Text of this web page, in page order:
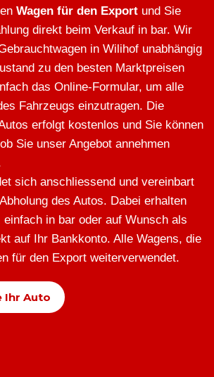
Wagen für den Export und Sie
direkt beim Verkauf in bar. Wir
in Wilihof unabhängig
zu den besten Marktpreisen
das Online-Formular, um alle
Fahrzeugs einzutragen. Die
erfolgt kostenlos und Sie können
Sie unser Angebot annehmen
sich anschliessend und vereinbart
des Autos. Dabei erhalten
einfach in bar oder auf Wunsch als
auf Ihr Bankkonto. Alle Wagens, die
für den Export weiterverwendet.
Ihr Auto